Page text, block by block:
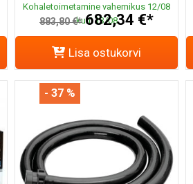
Kohaletoimetamine vahemikus 12/08
kuni 13/08
883,80 €* 682,34 €*
Lisa ostukorvi
- 37 %